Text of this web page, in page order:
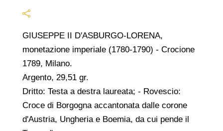
GIUSEPPE II D'ASBURGO-LORENA,
monetazione imperiale (1780-1790) - Crocione
1789, Milano.
Argento, 29,51 gr.
Dritto: Testa a destra laureata; - Rovescio:
Croce di Borgogna accantonata dalle corone
d'Austria, Ungheria e Boemia, da cui pende il